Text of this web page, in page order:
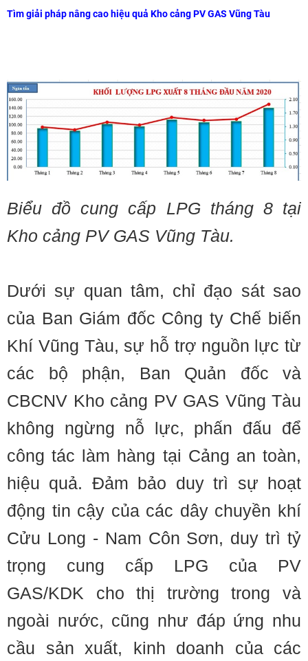
Tìm giải pháp nâng cao hiệu quả Kho cảng PV GAS Vũng Tàu
Biểu đồ cung cấp LPG tháng 8 tại
Kho cảng PV GAS Vũng Tàu.
Dưới sự quan tâm, chỉ đạo sát sao
của Ban Giám đốc Công ty Chế biến
Khí Vũng Tàu, sự hỗ trợ nguồn lực từ
các bộ phận, Ban Quản đốc và
CBCNV Kho cảng PV GAS Vũng Tàu
không ngừng nỗ lực, phấn đấu để
công tác làm hàng tại Cảng an toàn,
hiệu quả. Đảm bảo duy trì sự hoạt
động tin cậy của các dây chuyền khí
Cửu Long - Nam Côn Sơn, duy trì tỷ
trọng cung cấp LPG của PV
GAS/KDK cho thị trường trong và
ngoài nước, cũng như đáp ứng nhu
cầu sản xuất, kinh doanh của các